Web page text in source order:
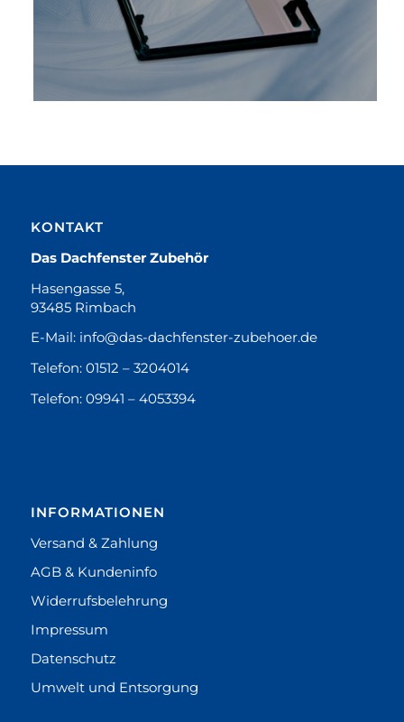
KONTAKT
Das Dachfenster Zubehör
Hasengasse 5,
93485 Rimbach
E-Mail: info@das-dachfenster-zubehoer.de
Telefon: 01512 – 3204014
Telefon: 09941 – 4053394
INFORMATIONEN
Versand & Zahlung
AGB & Kundeninfo
Widerrufsbelehrung
Impressum
Datenschutz
Umwelt und Entsorgung